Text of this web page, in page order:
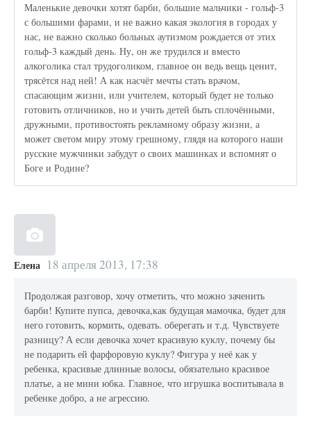
Маленькие девочки хотят барби, большие мальчики - гольф-3
с большими фарами, и не важно какая экология в городах у
нас, не важно сколько больных аутизмом рождается от этих
гольф-3 каждый день. Ну, он же трудился и вместо
алкоголика стал трудоголиком, главное он ведь вещь ценит,
трясётся над ней! А как насчёт мечты стать врачом,
спасающим жизни, или учителем, который будет не только
готовить отличников, но и учить детей быть сплочёнными,
дружными, противостоять рекламному образу жизни, а
может светом миру этому грешному, глядя на которого наши
русские мужчинки забудут о своих машинках и вспомнят о
Боге и Родине?
Елена 18 апреля 2013, 17:38
Продолжая разговор, хочу отметить, что можно заченить
барби! Купите пупса, девочка,как будущая мамочка, будет для
него готовить, кормить, одевать. оберегать и т.д. Чувствуете
разницу? А если девочка хочет красивую куклу, почему бы
не подарить ей фарфоровую куклу? Фигура у неё как у
ребенка, красивые длинные волосы, обязательно красивое
платье, а не мини юбка. Главное, что игрушка воспитывала в
ребенке добро, а не агрессию.